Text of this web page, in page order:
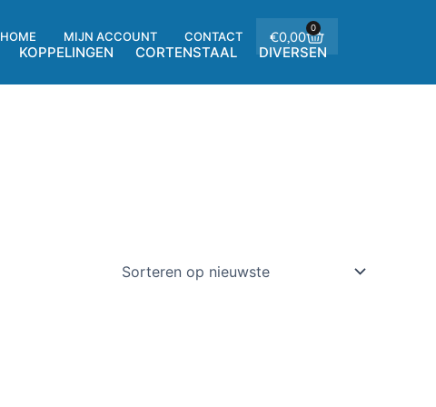
€0,00 0
Winkelwagen
HOME MIJN ACCOUNT CONTACT
KOPPELINGEN CORTENSTAAL DIVERSEN